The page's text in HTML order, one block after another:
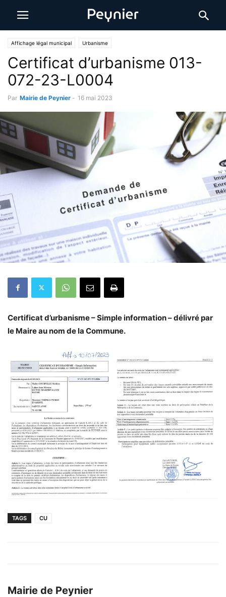
Affichage légal municipal Urbanisme
Certificat d’urbanisme 013-
072-23-L0004
Par Mairie de Peynier - 16 mai 2023
Certificat d’urbanisme – Simple information – délivré par
le Maire au nom de la Commune.
TAGS CU
Mairie de Peynier